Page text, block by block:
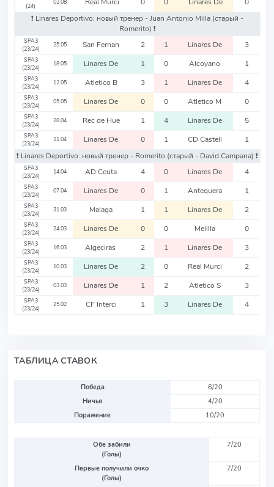
(24)
02.08 Real Murci 0 0 Linares De
0
❗️ Linares Deportivo: новый тренер - Juan Antonio Milla (старый -
Romerito) ❗️
SPA3
(23/24)
25.05 San Fernan 2 1 Linares De 3
SPA3
(23/24)
18.05 Linares De 1 0 Alcoyano 1
SPA3
(23/24)
12.05 Atletico B 3 1 Linares De 4
SPA3
(23/24)
05.05 Linares De 0 0 Atletico M 0
SPA3
(23/24)
28.04 Rec de Hue 1 4 Linares De 5
SPA3
(23/24)
21.04 Linares De 0 1 CD Castell
1
❗️ Linares Deportivo: новый тренер - Romerito (старый - David Campana) ❗️
SPA3
(23/24)
14.04 AD Ceuta 4 0 Linares De 4
SPA3
(23/24)
07.04 Linares De 0 1 Antequera 1
SPA3
(23/24)
31.03 Malaga 1 1 Linares De 2
SPA3
(23/24)
24.03 Linares De 0 0 Melilla 0
SPA3
(23/24)
16.03 Algeciras 2 1 Linares De 3
SPA3
(23/24)
10.03 Linares De 2 0 Real Murci 2
SPA3
(23/24)
03.03 Linares De 1 2 Atletico S 3
SPA3
(23/24)
25.02 CF Interci 1 3 Linares De 4
ТАБЛИЦА СТАВОК
Победа
6/20
Ничья
4/20
Поражение
10/20
Обе забили
(Голы)
7/20
Первые получили очко
(Голы)
7/20